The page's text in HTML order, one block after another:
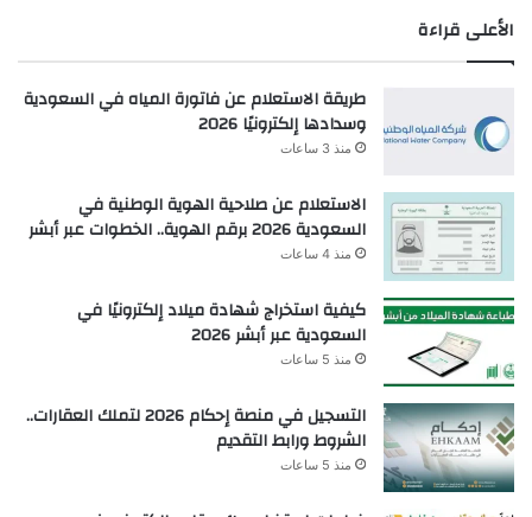
الأعلى قراءة
طريقة الاستعلام عن فاتورة المياه في السعودية
وسدادها إلكترونيًا 2026
منذ 3 ساعات
الاستعلام عن صلاحية الهوية الوطنية في
السعودية 2026 برقم الهوية.. الخطوات عبر أبشر
منذ 4 ساعات
كيفية استخراج شهادة ميلاد إلكترونيًا في
السعودية عبر أبشر 2026
منذ 5 ساعات
التسجيل في منصة إحكام 2026 لتملك العقارات..
الشروط ورابط التقديم
منذ 5 ساعات